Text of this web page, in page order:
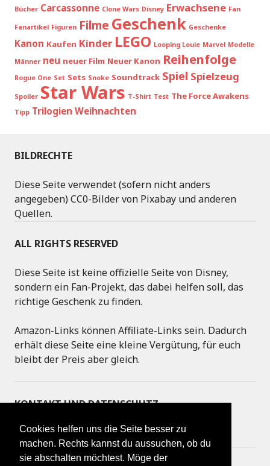
Cookies helfen uns die Seite besser zu
machen. Rechts kannst du aussuchen, ob du
sie abschalten möchtest. Möge der
Bücher Carcassonne Clone Wars Disney Erwachsene Fan
Fanartikel Figuren Filme Geschenk Geschenke
Kanon Kaufen Kinder LEGO Looping Louie Marvel Modelle
Männer neu neuer Film Neuer Kanon Reihenfolge
Rogue One Set Sets Snoke Soundtrack Spiel Spielzeug
Spoiler Star Wars T-Shirt Test The Force Awakens
Tipp Trilogien Weihnachten
BILDRECHTE
Diese Seite verwendet (sofern nicht anders
angegeben) CC0-Bilder von Pixabay und anderen
Quellen.
ALL RIGHTS RESERVED
Diese Seite ist keine offizielle Seite von Disney,
sondern ein Fan-Projekt, das dabei helfen soll, das
richtige Geschenk zu finden.
Amazon-Links können Affiliate-Links sein. Dadurch
erhält diese Seite eine kleine Vergütung, für euch
bleibt der Preis aber gleich.
KONTAKT UND DATENSCHUTZ
IMPRESSUM
DATENSCHUTZERKLÄRUNG